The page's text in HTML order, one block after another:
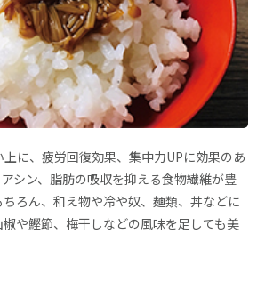
に、疲労回復効果、集中力UPに効果のあ
シン、脂肪の吸収を抑える食物繊維が豊
ろん、和え物や冷や奴、麺類、丼などに
や鰹節、梅干しなどの風味を足しても美